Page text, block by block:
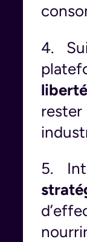
4.
5.